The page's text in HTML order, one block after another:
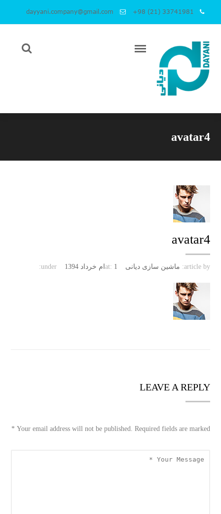
dayyani.company@gmail.com +98 (21) 33741981
avatar4
avatar4
article by: ماشین سازی دیانی at: 1ام خرداد 1394 under:
LEAVE A REPLY
Your email address will not be published. Required fields are marked
*